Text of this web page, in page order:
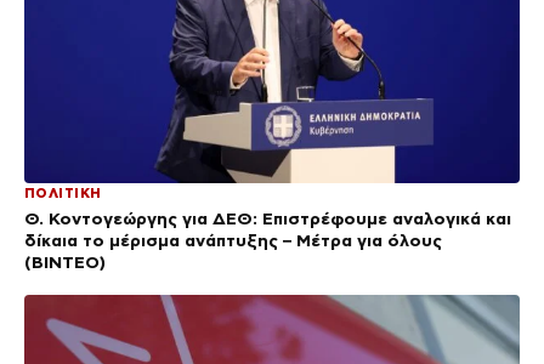
ΠΟΛΙΤΙΚΗ
Θ. Κοντογεώργης για ΔΕΘ: Επιστρέφουμε αναλογικά και
δίκαια το μέρισμα ανάπτυξης – Μέτρα για όλους
(BINTEO)